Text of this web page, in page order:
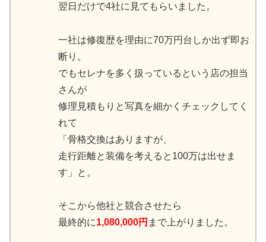
翌日だけで4社に見てもらいました。
一社は修復歴を理由に70万円台しか出ず即お
断り。
でもセレナを多く扱っているという店の担当
さんが
修理見積もりと写真を細かくチェックしてく
れて
「骨格交換はありますが、
走行距離と装備を考えると100万は出せま
す」と。
そこから他社と競合させたら
最終的に1,080,000円 まで上がりました。